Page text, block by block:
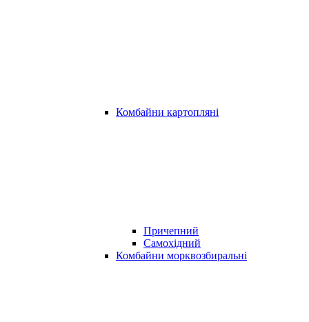
Комбайни картопляні
Причепний
Самохідний
Комбайни морквозбиральні